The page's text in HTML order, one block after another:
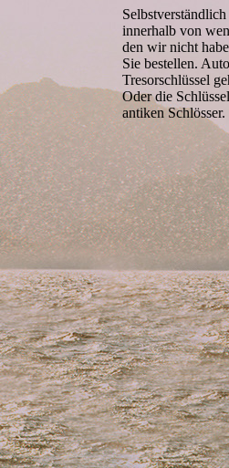
innerhalb von
den wir nicht
Sie bestellen.
Tresorschlüssel
Oder die
antiken Schlösser.